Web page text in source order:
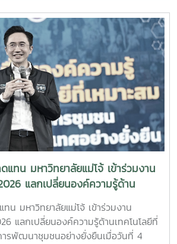
ต่อระดับอุดมศึกษา พร้อมเยี่ยมชมการ
ละห้องปฏิบัติการของวิทยาลัย เพื่อเปิดโลก
จ และส่งเสริมการวางแผนศึกษาต่อด้าน
ตกรรมพลังงานในการนี้ ผู้บริหาร
รของวิทยาลัยพลังงานทดแทน ให้การ
อมแนะนำข้อมูลเกี่ยวกับหลักสูตร การ
ารฝึกปฏิบัติในห้องปฏิบัติการ การเรียนรู้
รรม ตลอดจนแนวโน้มและโอกาสในการ
งานทดแทน ซึ่งเป็นหนึ่งในอุตสาหกรรม
นอนาคต คณะครูและนักเรียนยังได้
และศูนย์การเรียนรู้ด้านพลังงานของ
ยากาศการเรียนรู้จากสถานที่จริงและเห็น
มรู้ด้านวิศวกรรมพลังงานและเทคโนโลยี
เป็นรูปธรรม โอกาสนี้ วิทยาลัย
ะชาสัมพันธ์ หลักสูตรวิศวกรรมศาสตร
รรมพลังงาน (หลักสูตร 4 ปี) พร้อม
ทน มหาวิทยาลัยแม่โจ้ เข้าร่วมงาน
แลกเปลี่ยนองค์ความรู้ด้าน
สม ขับเคลื่อนการพัฒนาชุมชนอย่าง
น มหาวิทยาลัยแม่โจ้ เข้าร่วมงาน
แลกเปลี่ยนองค์ความรู้ด้านเทคโนโลยีที่
ารพัฒนาชุมชนอย่างยั่งยืนเมื่อวันที่ 4